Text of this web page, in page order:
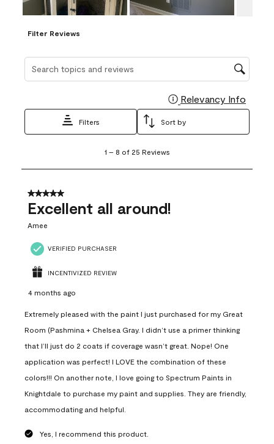
Filter Reviews
Relevancy Info
Filters Sort by
8
25
Reviews
1 – 8 of 25 Reviews
5 out of 5 stars.
Excellent all around!
Amee
VERIFIED PURCHASER
INCENTIVIZED REVIEW
4 months ago
Extremely pleased with the paint I just purchased for my Great
Room (Pashmina + Chelsea Gray. I didn’t use a primer thinking
that I’ll just do 2 coats if coverage wasn’t great. Nope! One
application was perfect! I LOVE the combination of these
colors!!! On another note, I love going to Spectrum Paints in
Knightdale to purchase my paint and supplies. They are friendly,
accommodating and helpful.
Yes, I recommend this product.